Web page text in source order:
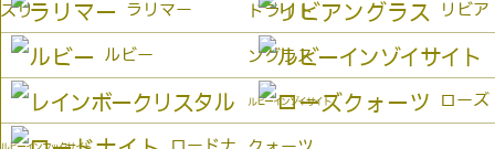
ズリ ドライト
ラリマー リビア
ングラス
ルビー
ルビーインゾイサイト
ルビーインフックサイト
ローズ
ロードナ